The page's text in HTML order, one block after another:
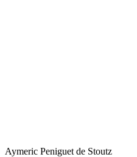
Aymeric Peniguet de Stoutz